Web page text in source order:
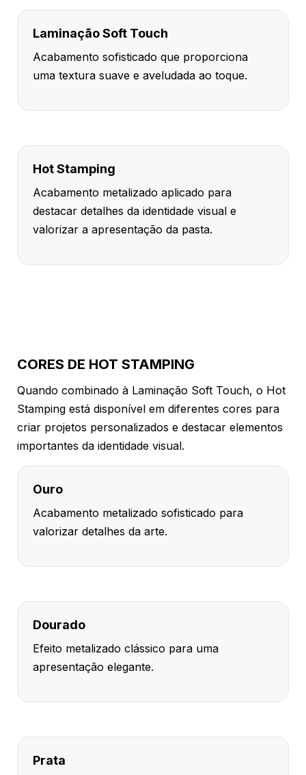
Laminação Soft Touch
Acabamento sofisticado que proporciona
uma textura suave e aveludada ao toque.
Hot Stamping
Acabamento metalizado aplicado para
destacar detalhes da identidade visual e
valorizar a apresentação da pasta.
CORES DE HOT STAMPING
Quando combinado à Laminação Soft Touch, o Hot
Stamping está disponível em diferentes cores para
criar projetos personalizados e destacar elementos
importantes da identidade visual.
Ouro
Acabamento metalizado sofisticado para
valorizar detalhes da arte.
Dourado
Efeito metalizado clássico para uma
apresentação elegante.
Prata